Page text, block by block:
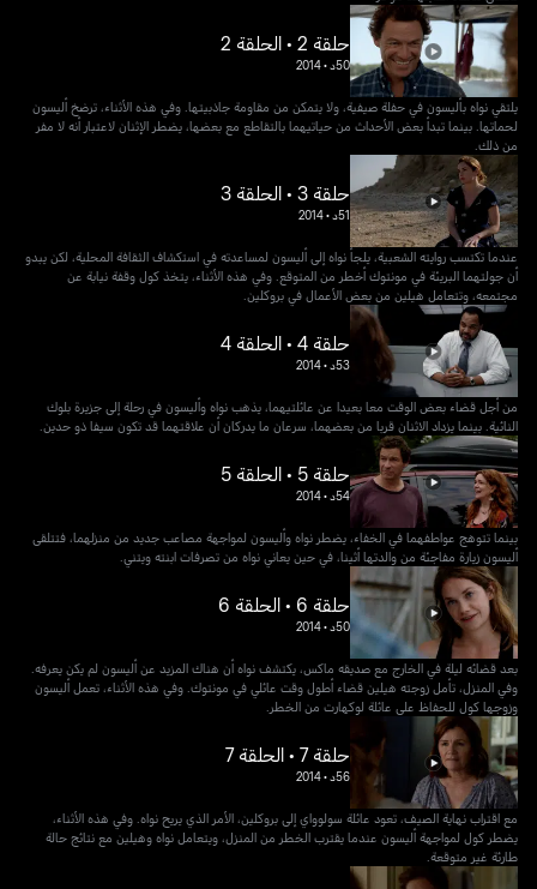
حلقة 2 • الحلقة 2
50د •
2014
يلتقي نواه بأليسون في حفلة صيفية، ولا يتمكن من مقاومة جاذبيتها. وفي هذه الأثناء، ترضخ أليسون
لحماتها. بينما تبدأ بعض الأحداث من حياتيهما بالتقاطع مع بعضها، يضطر الإثنان لاعتبار أنه لا مفر
من ذلك.
حلقة 3 • الحلقة 3
51د •
2014
عندما تكتسب روايته الشعبية، يلجأ نواه إلى أليسون لمساعدته في استكشاف الثقافة المحلية، لكن يبدو
أن جولتهما البريئة في مونتوك أخطر من المتوقع. وفي هذه الأثناء، يتخذ كول وقفة نيابة عن
مجتمعه، وتتعامل هيلين من بعض الأعمال في بروكلين.
حلقة 4 • الحلقة 4
53د •
2014
من أجل قضاء بعض الوقت معا بعيدا عن عائلتيهما، يذهب نواه وأليسون في رحلة إلى جزيرة بلوك
النائية. بينما يزداد الاثنان قربا من بعضهما، سرعان ما يدركان أن علاقتهما قد تكون سيفا ذو حدين.
حلقة 5 • الحلقة 5
54د •
2014
بينما تتوهج عواطفهما في الخفاء، يضطر نواه وأليسون لمواجهة مصاعب جديد من منزلهما، فتتلقى
أليسون زيارة مفاجئة من والدتها أثينا، في حين يعاني نواه من تصرفات ابنته ويتني.
حلقة 6 • الحلقة 6
50د •
2014
بعد قضائه ليلة في الخارج مع صديقه ماكس، يكتشف نواه أن هناك المزيد عن أليسون لم يكن يعرفه.
وفي المنزل، تأمل زوجته هيلين قضاء أطول وقت عائلي في مونتوك. وفي هذه الأثناء، تعمل أليسون
وزوجها كول للحفاظ على عائلة لوكهارت من الخطر.
حلقة 7 • الحلقة 7
56د •
2014
مع اقتراب نهاية الصيف، تعود عائلة سولوواي إلى بروكلين، الأمر الذي يريح نواه. وفي هذه الأثناء،
يضطر كول لمواجهة أليسون عندما يقترب الخطر من المنزل، ويتعامل نواه وهيلين مع نتائج حالة
طارئة غير متوقعة.